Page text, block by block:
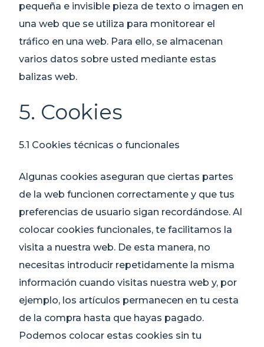
pequeña e invisible pieza de texto o imagen en
una web que se utiliza para monitorear el
tráfico en una web. Para ello, se almacenan
varios datos sobre usted mediante estas
balizas web.
5. Cookies
5.1 Cookies técnicas o funcionales
Algunas cookies aseguran que ciertas partes
de la web funcionen correctamente y que tus
preferencias de usuario sigan recordándose. Al
colocar cookies funcionales, te facilitamos la
visita a nuestra web. De esta manera, no
necesitas introducir repetidamente la misma
información cuando visitas nuestra web y, por
ejemplo, los artículos permanecen en tu cesta
de la compra hasta que hayas pagado.
Podemos colocar estas cookies sin tu